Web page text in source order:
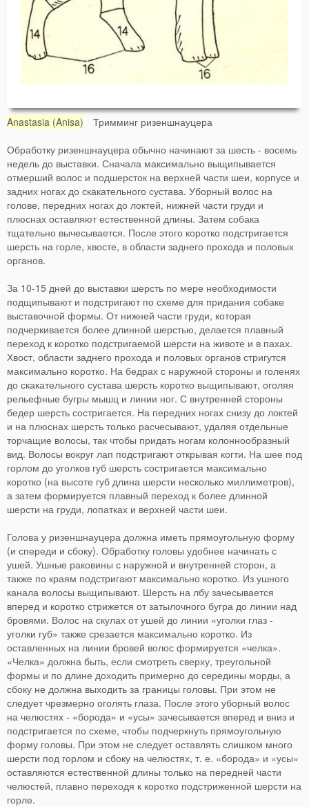
Anastasia (Anisa) Тримминг ризеншнауцера
Обработку ризеншнауцера обычно начинают за шесть - восемь
недель до выставки. Сначала максимально выщипывается
отмерший волос и подшерсток на верхней части шеи, корпусе и
задних ногах до скакательного сустава. Уборный волос на
голове, передних ногах до локтей, нижней части груди и
плюснах оставляют естественной длины. Затем собака
тщательно вычесывается. После этого коротко подстригается
шерсть на горле, хвосте, в области заднего прохода и половых
органов.
За 10-15 дней до выставки шерсть по мере необходимости
подщипывают и подстригают по схеме для придания собаке
выставочной формы. От нижней части груди, которая
подчеркивается более длинной шерстью, делается плавный
переход к коротко подстригаемой шерсти на животе и в пахах.
Хвост, области заднего прохода и половых органов стригутся
максимально коротко. На бедрах с наружной стороны и голенях
до скакательного сустава шерсть коротко выщипывают, оголяя
рельефные бугры мышц и линии ног. С внутренней стороны
бедер шерсть состригается. На передних ногах снизу до локтей
и на плюснах шерсть только расчесывают, удаляя отдельные
торчащие волосы, так чтобы придать ногам колоннообразный
вид. Волосы вокруг лап подстригают открывая когти. На шее под
горлом до уголков губ шерсть состригается максимально
коротко (на высоте губ длина шерсти несколько миллиметров),
а затем формируется плавный переход к более длинной
шерсти на груди, лопатках и верхней части шеи.
Голова у ризеншнауцера должна иметь прямоугольную форму
(и спереди и сбоку). Обработку головы удобнее начинать с
ушей. Ушные раковины с наружной и внутренней сторон, а
также по краям подстригают максимально коротко. Из ушного
канала волосы выщипывают. Шерсть на лбу зачесывается
вперед и коротко стрижется от затылочного бугра до линии над
бровями. Волос на скулах от ушей до линии «уголки глаз -
уголки губ» также срезается максимально коротко. Из
оставленных на линии бровей волос формируется «челка».
«Челка» должна быть, если смотреть сверху, треугольной
формы и по длине доходить примерно до середины морды, а
сбоку не должна выходить за границы головы. При этом не
следует чрезмерно оголять глаза. После этого уборный волос
на челюстях - «борода» и «усы» зачесывается вперед и вниз и
подстригается по схеме, чтобы подчеркнуть прямоугольную
форму головы. При этом не следует оставлять слишком много
шерсти под горлом и сбоку на челюстях, т. е. «борода» и «усы»
оставляются естественной длины только на передней части
челюстей, плавно переходя к коротко подстриженной шерсти на
горле.